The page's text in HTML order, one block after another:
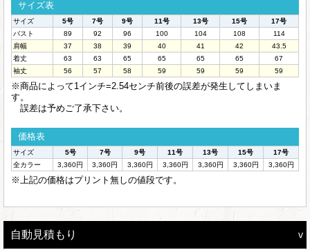
サイズ表
サイズ 5号 7号 9号 11号 13号 15号
17号
バスト
89 92 96 100 104 108
114
肩幅
37 38 39 40 41 42
43.5
着丈
63 63 65 65 65 65
67
袖丈
56 57 58 59 59 59 59
※商品によって1インチ=2.54センチ前後の誤差が発生してしまいま
す。
誤差は予めご了承下さい。
価格表
サイズ 5号 7号 9号 11号 13号 15号
17号
全カラー
3,360円 3,360円 3,360円 3,360円 3,360円 3,360円 3,360円
※上記の価格はプリント無しの値段です。
自動見積もり